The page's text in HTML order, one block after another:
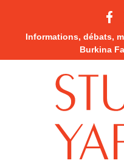
Informations, débats,
Burkina